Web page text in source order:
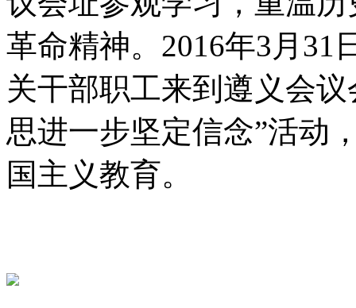
革命精神。2016年3月31
关干部职工来到遵义会
思进一步坚定信念”活动
国主义教育。